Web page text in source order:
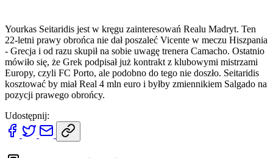
Yourkas Seitaridis jest w kręgu zainteresowań Realu Madryt. Ten
22-letni prawy obrońca nie dał poszaleć Vicente w meczu Hiszpania
- Grecja i od razu skupił na sobie uwagę trenera Camacho. Ostatnio
mówiło się, że Grek podpisał już kontrakt z klubowymi mistrzami
Europy, czyli FC Porto, ale podobno do tego nie doszło. Seitaridis
kosztować by miał Real 4 mln euro i byłby zmiennikiem Salgado na
pozycji prawego obrońcy.
Udostępnij: